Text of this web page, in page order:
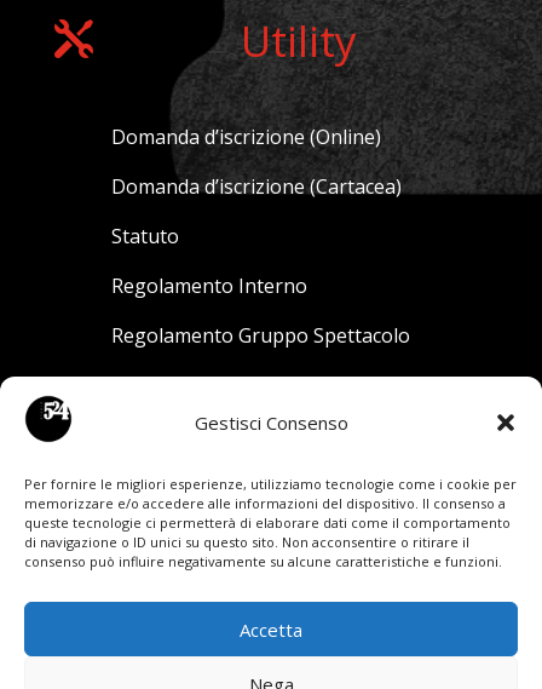
Gestisci Consenso
Per fornire le migliori esperienze, utilizziamo tecnologie come i cookie per
memorizzare e/o accedere alle informazioni del dispositivo. Il consenso a
queste tecnologie ci permetterà di elaborare dati come il comportamento
di navigazione o ID unici su questo sito. Non acconsentire o ritirare il
consenso può influire negativamente su alcune caratteristiche e funzioni.
Accetta
Nega
 Utility
Domanda d’iscrizione (Online)
Domanda d’iscrizione (Cartacea)
Statuto
Regolamento Interno
Regolamento Gruppo Spettacolo
Richiesta Visita Medico Sportiva
Privacy Policy
Cookie Policy
Disconoscimento
Imprint
Download Materiale
© 2024 Studio524 SSDSRL – All Rights Reserved